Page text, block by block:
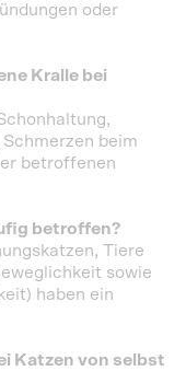
oder
Kralle bei
beim
betroffenen
betroffen?
Tiere
sowie
haben ein
Katzen von selbst